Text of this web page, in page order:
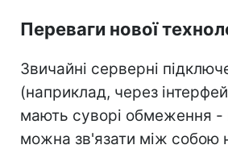
Переваги нової
Звичайні серверні
(наприклад, через
мають суворі обмеження -
можна зв'язати між собою